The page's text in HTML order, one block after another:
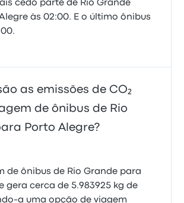
cedo parte de Rio Grande
às 02:00. E o último ônibus
as emissões de CO₂
de ônibus de Rio
Porto Alegre?
de ônibus de Rio Grande para
gera cerca de 5.983925 kg de
a uma opção de viagem